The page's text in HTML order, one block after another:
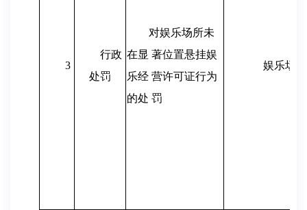
3
行政
处罚
对娱乐场所未
在显 著位置悬挂娱
乐经 营许可证行为
的处 罚
娱乐场所